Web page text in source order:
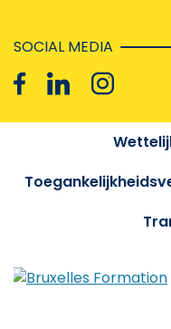
SOCIAL MEDIA